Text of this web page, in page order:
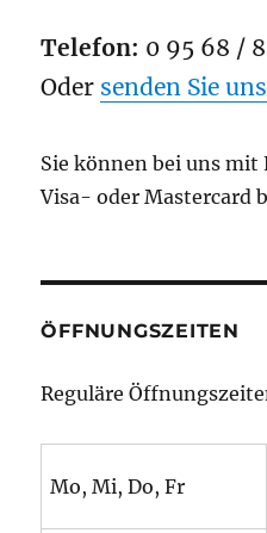
Telefon: 0 95 68 /
Oder senden Sie
Sie können bei uns
Visa- oder Mastercard
ÖFFNUNGSZEITEN
Reguläre
Mo, Mi, Do, Fr